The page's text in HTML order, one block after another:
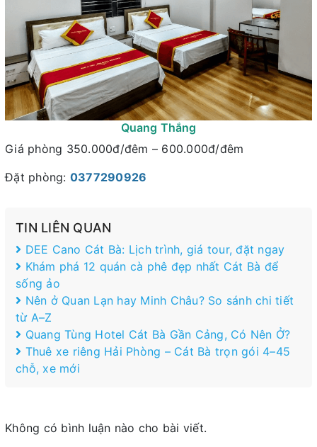
Quang Thắng
Giá phòng 350.000đ/đêm – 600.000đ/đêm
Đặt phòng: 0377290926
TIN LIÊN QUAN
DEE Cano Cát Bà: Lịch trình, giá tour, đặt ngay
Khám phá 12 quán cà phê đẹp nhất Cát Bà để
sống ảo
Nên ở Quan Lạn hay Minh Châu? So sánh chi tiết
từ A–Z
Quang Tùng Hotel Cát Bà Gần Cảng, Có Nên Ở?
Thuê xe riêng Hải Phòng – Cát Bà trọn gói 4–45
chỗ, xe mới
Không có bình luận nào cho bài viết.